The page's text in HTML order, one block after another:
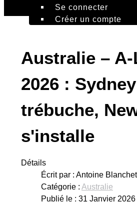
Se connecter
Créer un compte
Australie – A-
2026 : Sydney
trébuche,
s'installe
Détails
Écrit par : Antoine
Catégorie : Australie
Publié le : 31 Janvier 2026